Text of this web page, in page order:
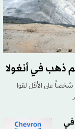
قالت السلطات في إقليم بينجو بشمال غرب أنغولا إن 28 شخصاً على الأقل لقوا